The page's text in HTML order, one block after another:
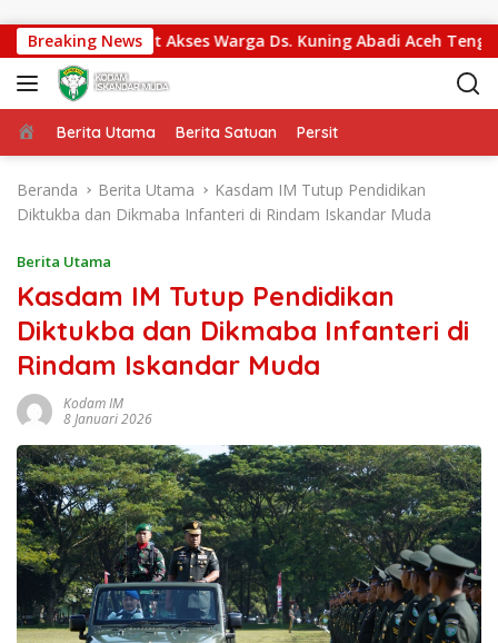
Breaking News
Percepat Akses Warga Ds. Kuning Abadi Aceh Tenggara
Beranda
Berita Utama Berita Satuan Persit
Beranda Berita Utama
Kasdam IM Tutup Pendidikan
Diktukba dan Dikmaba Infanteri di Rindam Iskandar Muda
Berita Utama
Kasdam IM Tutup Pendidikan
Diktukba dan Dikmaba Infanteri di
Rindam Iskandar Muda
Kodam IM
8 Januari 2026